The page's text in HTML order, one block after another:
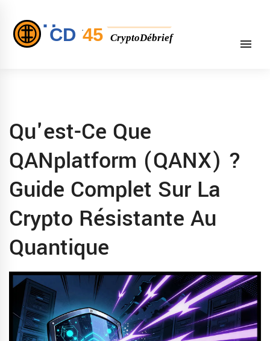
Qu'est-Ce Que
QANplatform (QANX) ?
Guide Complet Sur La
Crypto Résistante Au
Quantique